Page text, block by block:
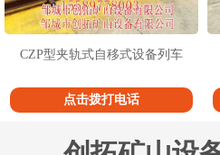
CZP型夹轨式自移式设备列车
点击拨打电话